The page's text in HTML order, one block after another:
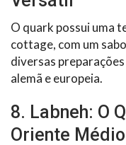
O quark possui uma
cottage, com um
diversas
alemã e europeia.
8. Labneh: O
Oriente Médio